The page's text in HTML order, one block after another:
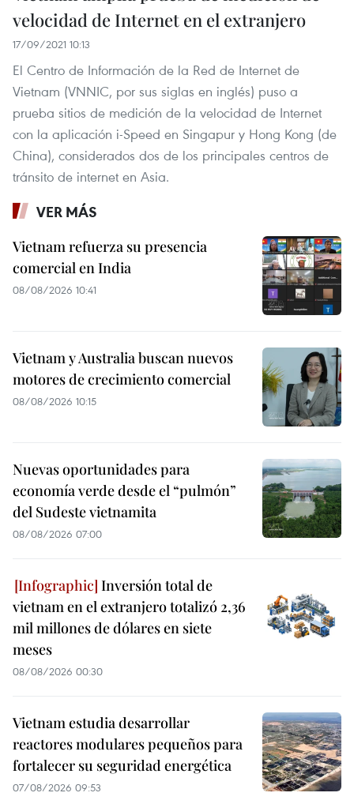
velocidad de Internet en el extranjero
17/09/2021 10:13
El Centro de Información de la Red de Internet de
Vietnam (VNNIC, por sus siglas en inglés) puso a
prueba sitios de medición de la velocidad de Internet
con la aplicación i-Speed en Singapur y Hong Kong (de
China), considerados dos de los principales centros de
tránsito de internet en Asia.
VER MÁS
Vietnam refuerza su presencia
comercial en India
08/08/2026 10:41
Vietnam y Australia buscan nuevos
motores de crecimiento comercial
08/08/2026 10:15
Nuevas oportunidades para
economía verde desde el “pulmón”
del Sudeste vietnamita
08/08/2026 07:00
Inversión total de
vietnam en el extranjero totalizó 2,36
mil millones de dólares en siete
meses
08/08/2026 00:30
Vietnam estudia desarrollar
reactores modulares pequeños para
fortalecer su seguridad energética
07/08/2026 09:53